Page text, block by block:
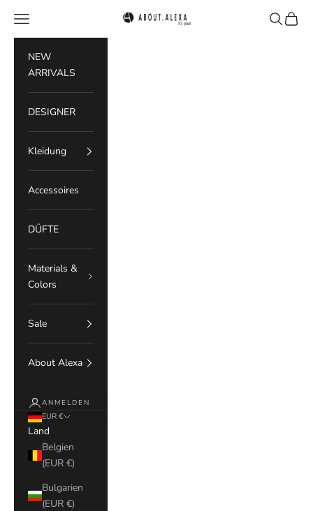
ABOUT.ALEXA
Menü Suchen
NEW
ARRIVALS
DESIGNER
Kleidung
Accessoires
DÜFTE
Materials &
Colors
Sale
About Alexa
ANMELDEN
EUR €
Land
Belgien
(EUR €)
Bulgarien
(EUR €)